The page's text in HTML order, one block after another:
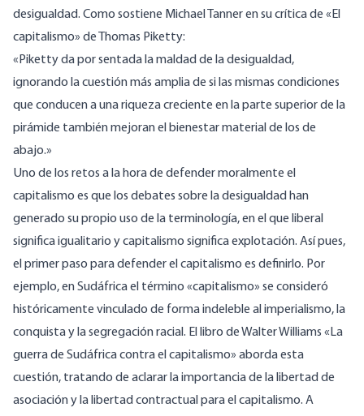
desigualdad. Como sostiene Michael Tanner en su crítica de «El
capitalismo» de Thomas Piketty:
«Piketty da por sentada la maldad de la desigualdad,
ignorando la cuestión más amplia de si las mismas condiciones
que conducen a una riqueza creciente en la parte superior de la
pirámide también mejoran el bienestar material de los de
abajo.»
Uno de los retos a la hora de defender moralmente el
capitalismo es que los debates sobre la desigualdad han
generado su propio uso de la terminología, en el que liberal
significa igualitario y capitalismo significa explotación. Así pues,
el primer paso para defender el capitalismo es definirlo. Por
ejemplo, en Sudáfrica el término «capitalismo» se consideró
históricamente vinculado de forma indeleble al imperialismo, la
conquista y la segregación racial. El libro de Walter Williams «La
guerra de Sudáfrica contra el capitalismo» aborda esta
cuestión, tratando de aclarar la importancia de la libertad de
asociación y la libertad contractual para el capitalismo. A